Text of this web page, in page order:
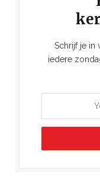
Schrijf je in
iedere